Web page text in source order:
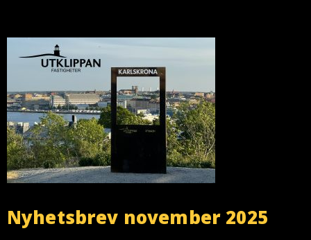
Nyhetsbrev november 2025